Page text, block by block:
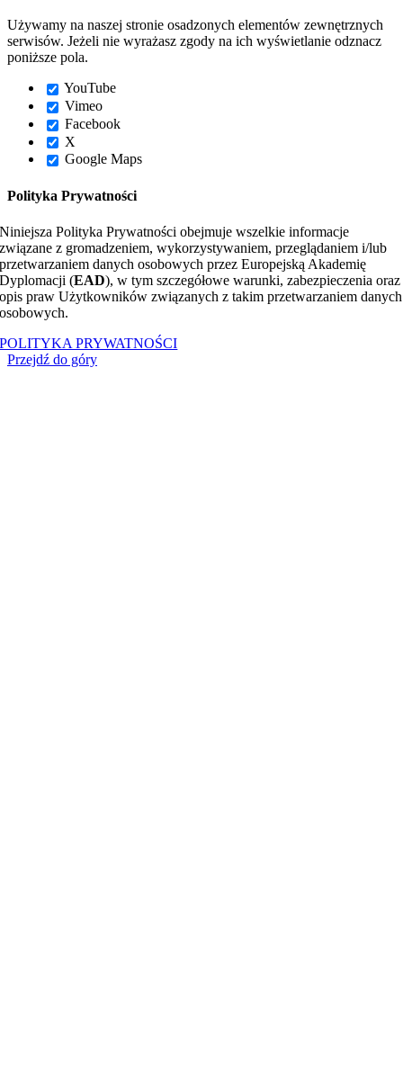
Używamy na naszej stronie osadzonych elementów zewnętrznych
serwisów. Jeżeli nie wyrażasz zgody na ich wyświetlanie odznacz
poniższe pola.
YouTube
Vimeo
Facebook
X
Google Maps
Polityka Prywatności
Niniejsza Polityka Prywatności obejmuje wszelkie informacje
związane z gromadzeniem, wykorzystywaniem, przeglądaniem i/lub
przetwarzaniem danych osobowych przez Europejską Akademię
Dyplomacji (EAD), w tym szczegółowe warunki, zabezpieczenia oraz
opis praw Użytkowników związanych z takim przetwarzaniem danych
osobowych.
POLITYKA PRYWATNOŚCI
Przejdź do góry